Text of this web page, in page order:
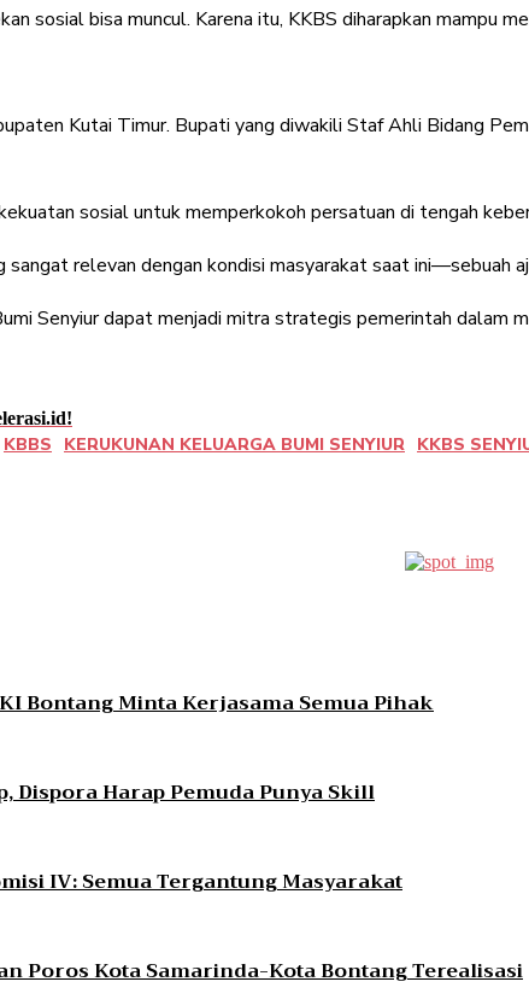
sosial bisa muncul. Karena itu, KKBS diharapkan mampu
Kutai Timur. Bupati yang diwakili Staf Ahli Bidang
sosial untuk memperkokoh persatuan di tengah
sangat relevan dengan kondisi masyarakat saat ini—sebuah
Senyiur dapat menjadi mitra strategis pemerintah dalam
KBBS KERUKUNAN KELUARGA BUMI SENYIUR KKBS
Bontang Minta Kerjasama Semua Pihak
Dispora Harap Pemuda Punya Skill
IV: Semua Tergantung Masyarakat
Poros Kota Samarinda-Kota Bontang Terealisasi